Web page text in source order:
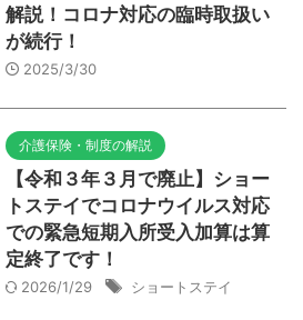
解説！コロナ対応の臨時取扱い
が続行！
2025/3/30
介護保険・制度の解説
【令和３年３月で廃止】ショー
トステイでコロナウイルス対応
での緊急短期入所受入加算は算
定終了です！
2026/1/29 ショートステイ